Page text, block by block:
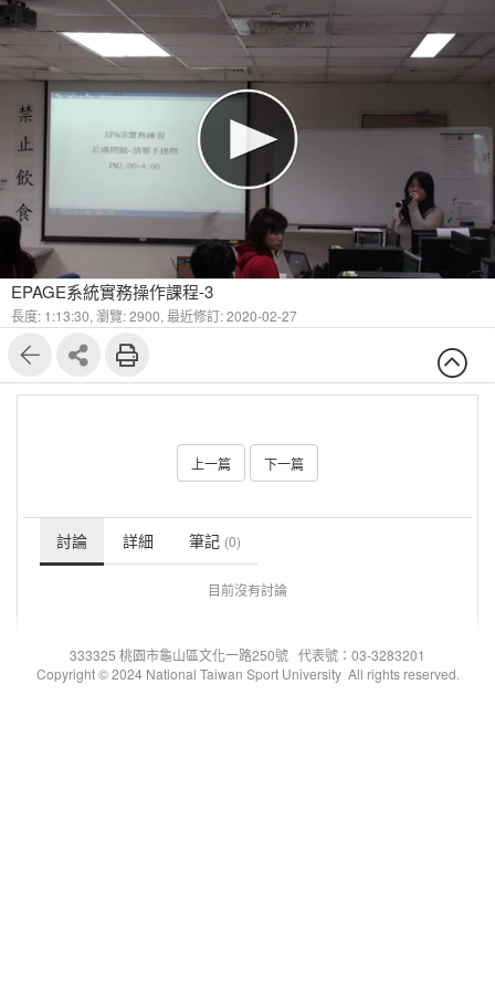
EPAGE系統實務操作課程-3
長度: 1:13:30, 瀏覽: 2900, 最近修訂: 2020-02-27
上一篇 下一篇
討論 詳細 筆記 (0)
目前沒有討論
333325 桃園市龜山區文化一路250號 代表號：03-3283201
Copyright © 2024 National Taiwan Sport University All rights reserved.